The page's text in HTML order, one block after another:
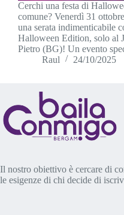
Cerchi una festa di
comune? Venerdì 31
una serata indimenticabile
Halloween Edition, solo al
Pietro (BG)! Un evento
Raul
24/10/2025
Il nostro obiettivo è cercare di
le esigenze di chi decide di